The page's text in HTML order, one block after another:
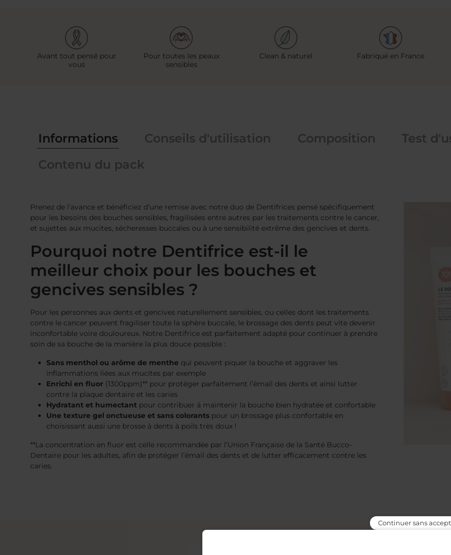
Avant tout pensé pour
vous
Pour toutes les peaux
sensibles
Clean & naturel Fabriqué en France
Informations Conseils d'utilisation Composition Test
Contenu du pack
Prenez de l’avance et bénéficiez d’une remise avec notre duo de Dentifrices pensé spécifiquement
pour les besoins des bouches sensibles, fragilisées entre autres par les traitements contre le cancer,
et sujettes aux mucites, sécheresses buccales ou à une sensibilité extrême des gencives et dents.
Pourquoi notre Dentifrice est-il le
meilleur choix pour les bouches et
gencives sensibles ?
Pour les personnes aux dents et gencives naturellement sensibles, ou celles dont les traitements
contre le cancer peuvent fragiliser toute la sphère buccale, le brossage des dents peut vite devenir
inconfortable voire douloureux. Notre Dentifrice est parfaitement adapté pour continuer à prendre
soin de sa bouche de la manière la plus douce possible :
Sans menthol ou arôme de menthe qui peuvent piquer la bouche et aggraver les
inflammations liées aux mucites par exemple
Enrichi en fluor (1300ppm)** pour protéger parfaitement l’émail des dents et ainsi lutter
contre la plaque dentaire et les caries
Hydratant et humectant pour contribuer à maintenir la bouche bien hydratée et confortable
Une texture gel onctueuse et sans colorants pour un brossage plus confortable en
choisissant aussi une brosse à dents à poils très doux !
**La concentration en fluor est celle recommandée par l’Union Française de la Santé Bucco-
Dentaire pour les adultes, afin de protéger l’émail des dents et de lutter efficacement contre les
caries.
Continuer sans